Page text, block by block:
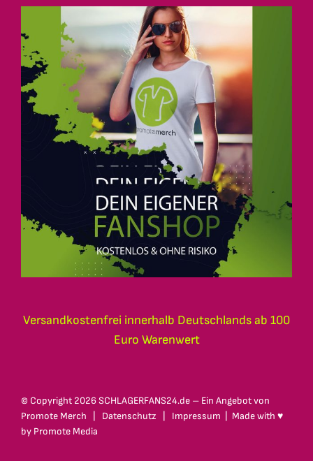
Versandkostenfrei innerhalb Deutschlands ab 100
Euro Warenwert
© Copyright 2026 SCHLAGERFANS24.de – Ein Angebot von
Promote Merch
Datenschutz Impressum | Made with ♥
by Promote Media